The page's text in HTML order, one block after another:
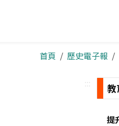
首頁 歷史電子報
::: 教
提